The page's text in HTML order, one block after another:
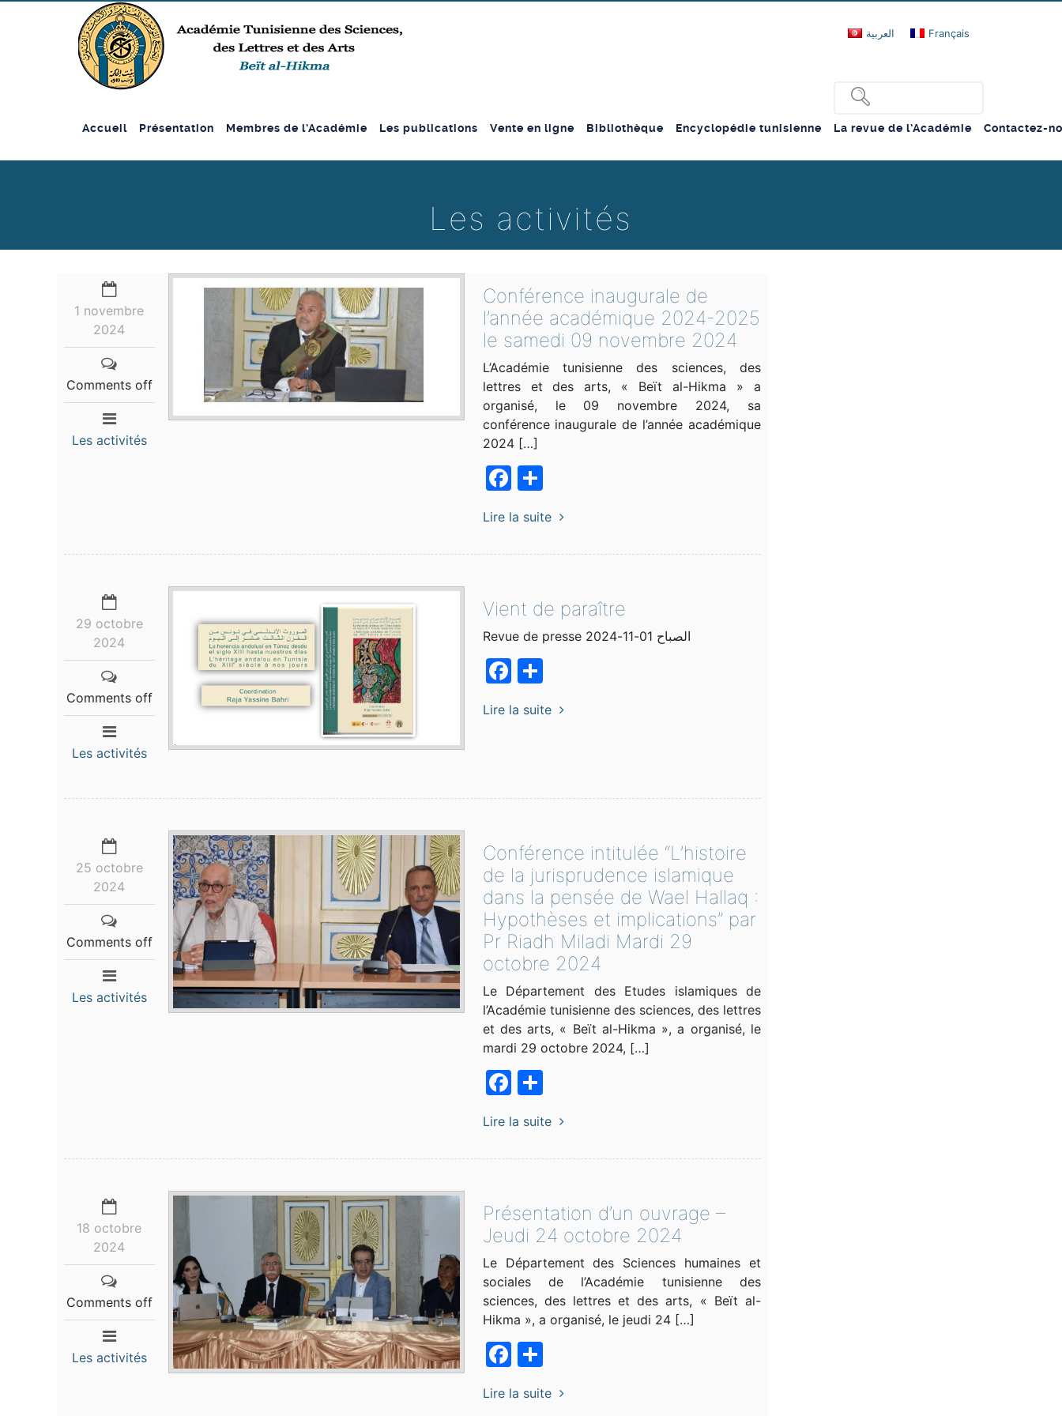
العربية Français
Accueil Présentation Membres de l’Académie Les publications Vente en ligne Bibliothèque Encyclopédie tunisienne La revue de l’Académie Contactez-
Les activités
Conférence inaugurale de
l’année académique 2024-2025
le samedi 09 novembre 2024
L’Académie tunisienne des sciences, des
lettres et des arts, « Beït al-Hikma » a
organisé, le 09 novembre 2024, sa
conférence inaugurale de l’année académique
2024 […]
Facebook
Partager
Lire la suite
1 novembre
2024
Comments off
Les activités
Vient de paraître
Revue de presse الصباح 01-11-2024
Facebook
Partager
Lire la suite
29 octobre
2024
Comments off
Les activités
Conférence intitulée “L’histoire
de la jurisprudence islamique
dans la pensée de Wael Hallaq :
Hypothèses et implications” par
Pr Riadh Miladi Mardi 29
octobre 2024
Le Département des Etudes islamiques de
l’Académie tunisienne des sciences, des lettres
et des arts, « Beït al-Hikma », a organisé, le
mardi 29 octobre 2024, […]
Facebook
Partager
Lire la suite
25 octobre
2024
Comments off
Les activités
Présentation d’un ouvrage –
Jeudi 24 octobre 2024
Le Département des Sciences humaines et
sociales de l’Académie tunisienne des
sciences, des lettres et des arts, « Beït al-
Hikma », a organisé, le jeudi 24 […]
Facebook
Partager
Lire la suite
18 octobre
2024
Comments off
Les activités